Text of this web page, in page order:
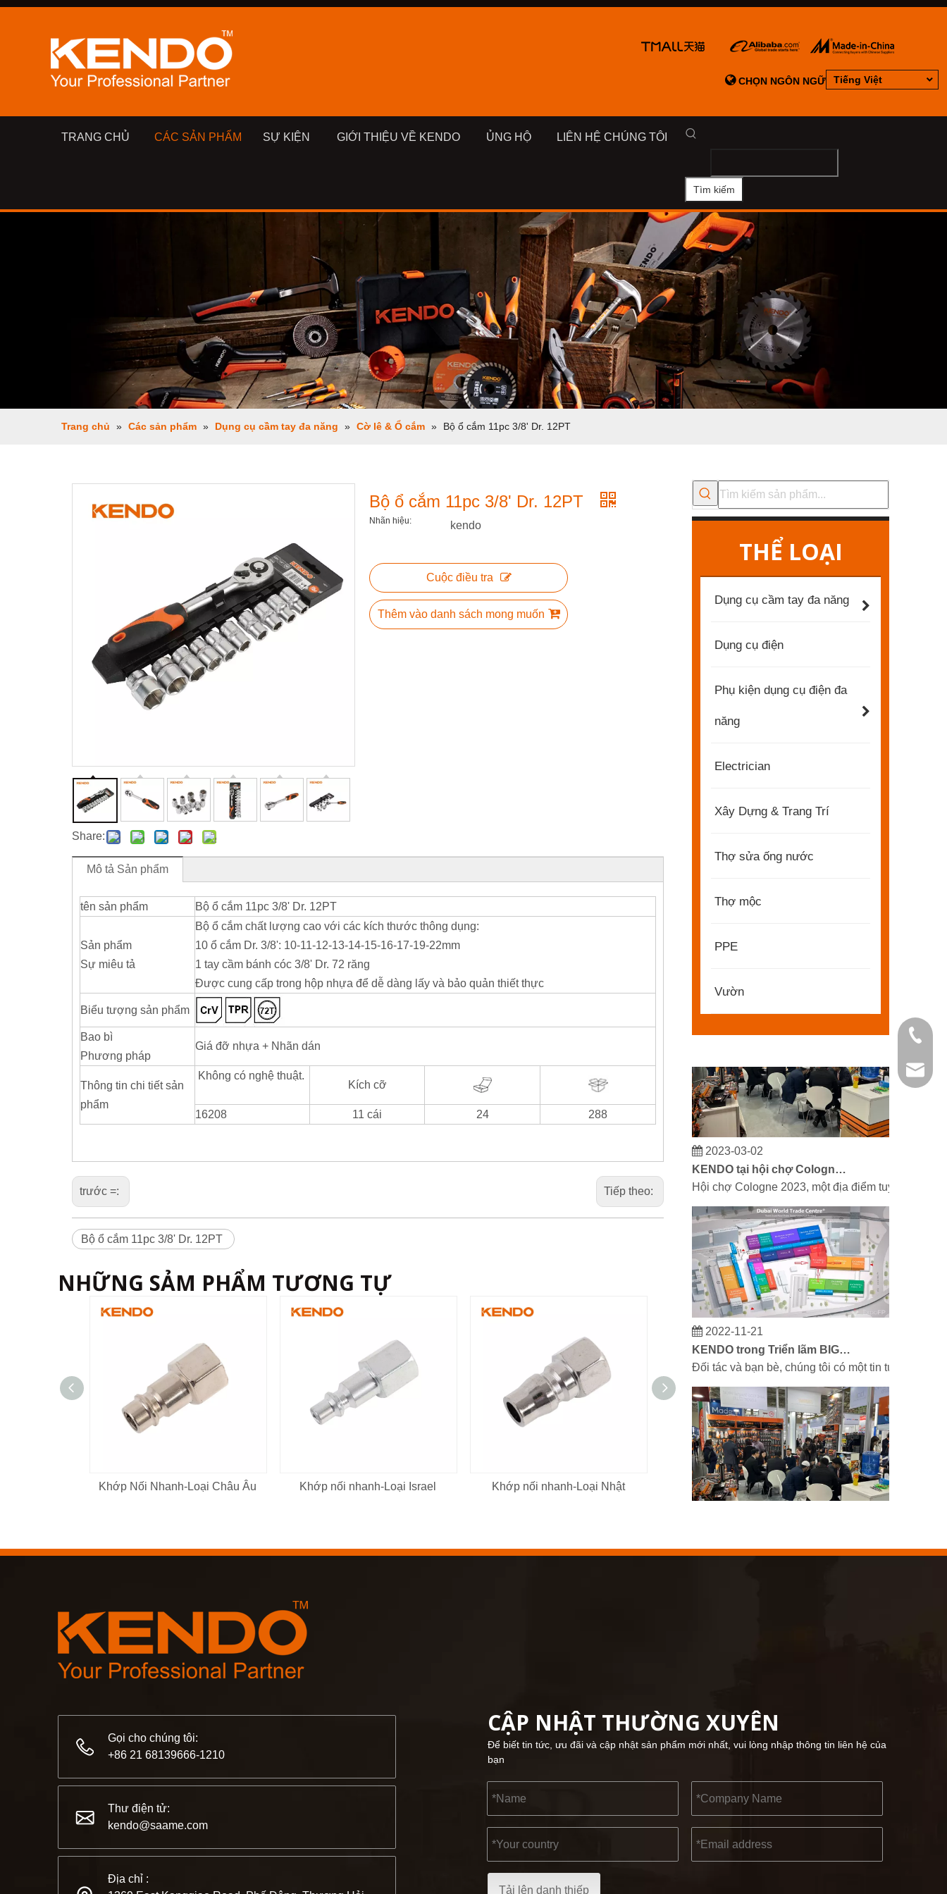
CHỌN NGÔN NGỮ Tiếng Việt
TRANG CHỦ CÁC SẢN PHẨM SỰ KIỆN GIỚI THIỆU VỀ KENDO ỦNG HỘ LIÊN HỆ CHÚNG TÔI
Tìm kiếm
Trang chủ » Các sản phẩm » Dụng cụ cầm tay đa năng » Cờ lê & Ổ cắm » Bộ ổ cắm 11pc 3/8' Dr. 12PT
Share:
Bộ ổ cắm 11pc 3/8' Dr. 12PT
Nhãn hiệu: kendo
Cuộc điều tra
Thêm vào danh sách mong muốn
Mô tả Sản phẩm
tên sản phẩm Bộ ổ cắm 11pc 3/8' Dr. 12PT
Sản phẩm
Sự miêu tả
Bộ ổ cắm chất lượng cao với các kích thước thông dụng:
10 ổ cắm Dr. 3/8': 10-11-12-13-14-15-16-17-19-22mm
1 tay cầm bánh cóc 3/8' Dr. 72 răng
Được cung cấp trong hộp nhựa để dễ dàng lấy và bảo quản thiết thực
Biểu tượng sản phẩm
Bao bì
Phương pháp
Giá đỡ nhựa + Nhãn dán
Thông tin chi tiết sản
phẩm
Không có nghệ thuật.
Kích cỡ
16208 11 cái 24 288
trước =: Tiếp theo:
Bộ ổ cắm 11pc 3/8' Dr. 12PT
NHỮNG SẢM PHẨM TƯƠNG TỰ
Khớp Nối Nhanh-Loại Châu Âu Khớp nối nhanh-Loại Israel Khớp nối nhanh-Loại Nhật Khớp nối nhanh kiểu Mỹ
THỂ LOẠI
Dụng cụ cầm tay đa năng
Dụng cụ điện
Phụ kiện dụng cụ điện đa
năng
Electrician
Xây Dựng & Trang Trí
Thợ sửa ống nước
Thợ mộc
PPE
Vườn
Hội chợ Cologne 2023, một địa điểm tuyệt vời
Đối tác và bạn bè, chúng tôi có một tin tuyệt vời
KENDO tại hội chợ Cologne 2023
2022-11-21
KENDO trong Triển lãm BIG5 Dubai
+86 21
Gọi cho chúng tôi:
+86 21 68139666-1210
Thư điện tử:
kendo@saame.com
Địa chỉ :
CẬP NHẬT THƯỜNG XUYÊN
Để biết tin tức, ưu đãi và cập nhật sản phẩm mới nhất, vui lòng nhập thông tin liên hệ của
bạn
Tải lên danh thiếp